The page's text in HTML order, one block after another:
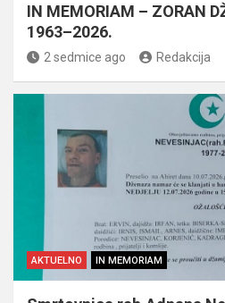
IN MEMORIAM – ZORAN
1963–2026.
2 sedmice ago Redakcija
AKTUELNO IN MEMORIAM